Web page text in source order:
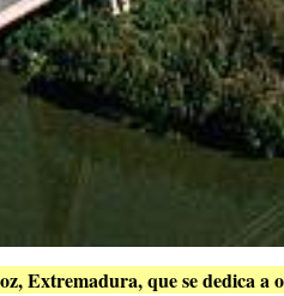
Extremadura, que se dedica